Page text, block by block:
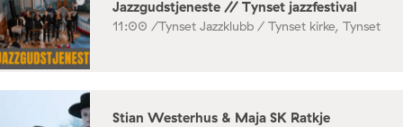
Jazzgudstjeneste // Tynset jazzfestival
11:00 /Tynset Jazzklubb / Tynset kirke, Tynset
Stian Westerhus & Maja SK Ratkje